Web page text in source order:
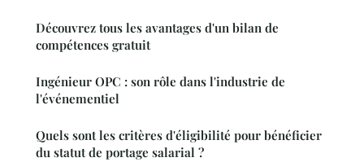
Découvrez tous les avantages d'un bilan de
compétences gratuit
Ingénieur OPC : son rôle dans l'industrie de
l'événementiel
Quels sont les critères d'éligibilité pour bénéficier
du statut de portage salarial ?